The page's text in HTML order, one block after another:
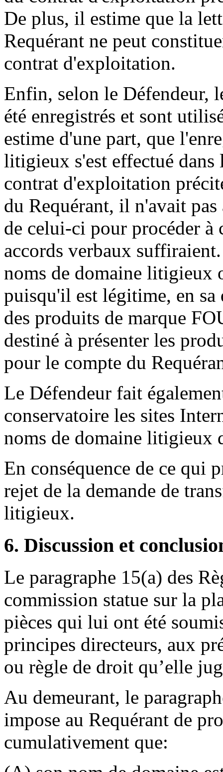
De plus, il estime que la
Requérant ne peut
contrat d'exploitation.
Enfin, selon le Défendeur,
été enregistrés et sont
estime d'une part, que
litigieux s'est effectué
contrat d'exploitation
du Requérant, il n'avait
de celui-ci pour procéder à
accords verbaux
noms de domaine litigieux
puisqu'il est légitime, en
des produits de marque
destiné à présenter les
pour le compte du
Le Défendeur fait
conservatoire les sites
noms de domaine litigieux
En conséquence de ce qui
rejet de la demande de
litigieux.
6. Discussion et
Le paragraphe 15(a) des
commission statue sur la
pièces qui lui ont été
principes directeurs, aux
ou règle de droit qu’elle
Au demeurant, le
impose au Requérant de
cumulativement que: